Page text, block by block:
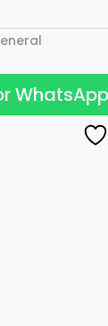
WhatsApp